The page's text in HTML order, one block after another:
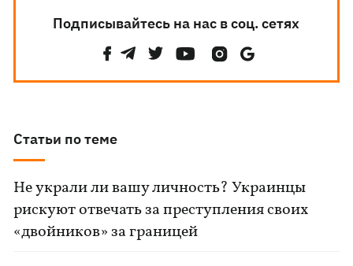
Подписывайтесь на нас в соц. сетях
Статьи по теме
Не украли ли вашу личность? Украинцы
рискуют отвечать за преступления своих
«двойников» за границей